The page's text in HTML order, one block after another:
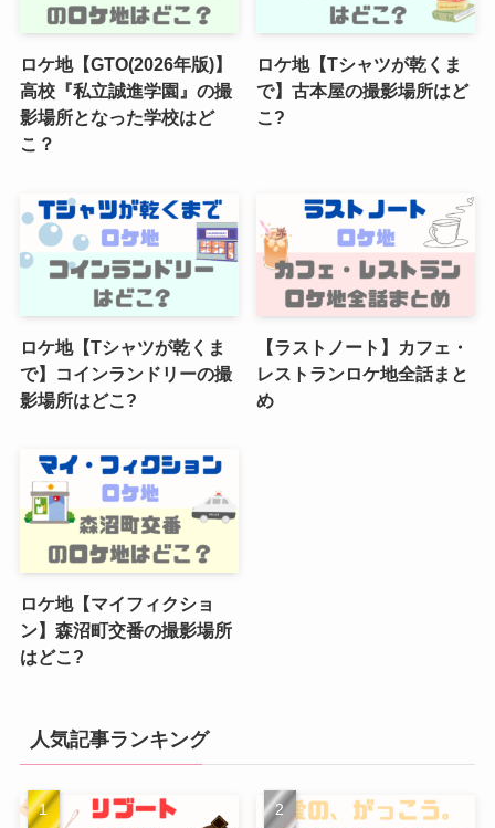
ロケ地【GTO(2026年版)】
高校『私立誠進学園』の撮
影場所となった学校はど
こ？
ロケ地【Tシャツが乾くま
で】古本屋の撮影場所はど
こ?
ロケ地【Tシャツが乾くま
で】コインランドリーの撮
影場所はどこ?
【ラストノート】カフェ・
レストランロケ地全話まと
め
ロケ地【マイフィクショ
ン】森沼町交番の撮影場所
はどこ?
人気記事ランキング